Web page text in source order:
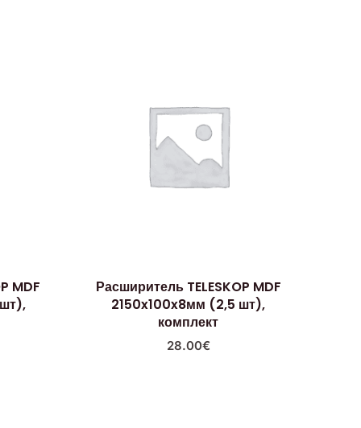
MDF
Расширитель TELESKOP MDF
2150x100x8мм (2,5 шт),
комплект
28.00€